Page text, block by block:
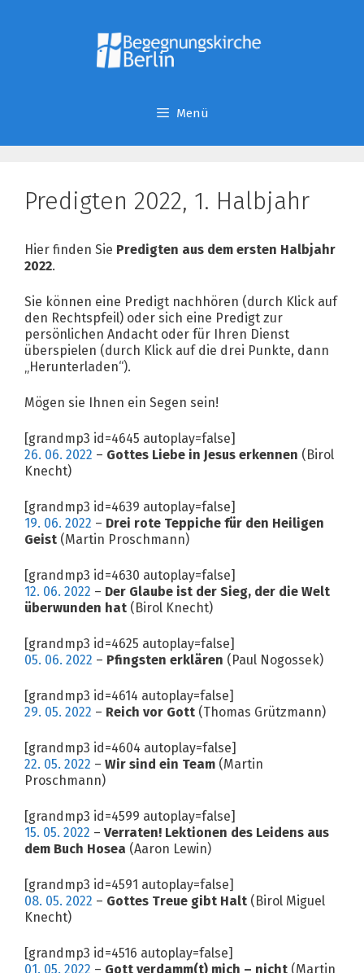
Menü
Predigten 2022, 1. Halbjahr
Hier finden Sie Predigten aus dem ersten Halbjahr
2022.
Sie können eine Predigt nachhören (durch Klick auf
den Rechtspfeil) oder sich eine Predigt zur
persönlichen Andacht oder für Ihren Dienst
überspielen (durch Klick auf die drei Punkte, dann
„Herunterladen“).
Mögen sie Ihnen ein Segen sein!
[grandmp3 id=4645 autoplay=false]
26. 06. 2022 – Gottes Liebe in Jesus erkennen (Birol
Knecht)
[grandmp3 id=4639 autoplay=false]
19. 06. 2022 – Drei rote Teppiche für den Heiligen
Geist (Martin Proschmann)
[grandmp3 id=4630 autoplay=false]
12. 06. 2022 – Der Glaube ist der Sieg, der die Welt
überwunden hat (Birol Knecht)
[grandmp3 id=4625 autoplay=false]
05. 06. 2022 – Pfingsten erklären (Paul Nogossek)
[grandmp3 id=4614 autoplay=false]
29. 05. 2022 – Reich vor Gott (Thomas Grützmann)
[grandmp3 id=4604 autoplay=false]
22. 05. 2022 – Wir sind ein Team (Martin
Proschmann)
[grandmp3 id=4599 autoplay=false]
15. 05. 2022 – Verraten! Lektionen des Leidens aus
dem Buch Hosea (Aaron Lewin)
[grandmp3 id=4591 autoplay=false]
08. 05. 2022 – Gottes Treue gibt Halt (Birol Miguel
Knecht)
[grandmp3 id=4516 autoplay=false]
01. 05. 2022 – Gott verdamm(t) mich – nicht (Martin